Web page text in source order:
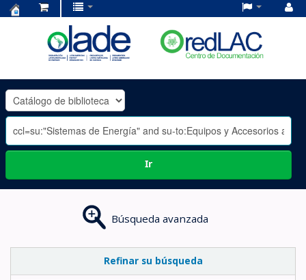
OLADE
-
Ir
Búsqueda avanzada
Refinar su búsqueda